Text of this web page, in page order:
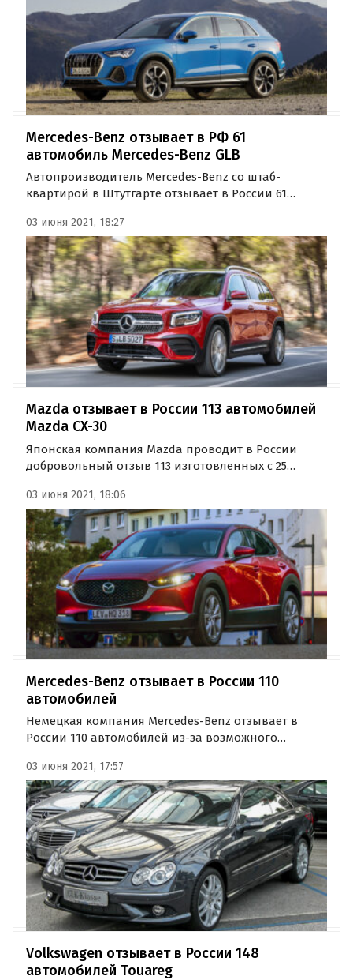
Mercedes-Benz отзывает в РФ 61
автомобиль Mercedes-Benz GLB
Автопроизводитель Mercedes-Benz со штаб-
квартирой в Штутгарте отзывает в России 61
возможных проблем с креплением облицовки
передних колесных арок. Об этом сообщает
Росстандарт.
03 июня 2021, 18:27
Mazda отзывает в России 113 автомобилей
Mazda CX-30
Японская компания Mazda проводит в России
добровольный отзыв 113 изготовленных c 25
кроссоверов Mazda CX-30. Об этом «Где и что» стало
известно из сообщения на сайте Федерального
агентства по техническому…
03 июня 2021, 18:06
Mercedes-Benz отзывает в России 110
автомобилей
Немецкая компания Mercedes-Benz отзывает в
России 110 автомобилей из-за возможного
соединения между стеклянной крышкой и рамой
сдвижного люка.
03 июня 2021, 17:57
Volkswagen отзывает в России 148
автомобилей Touareg